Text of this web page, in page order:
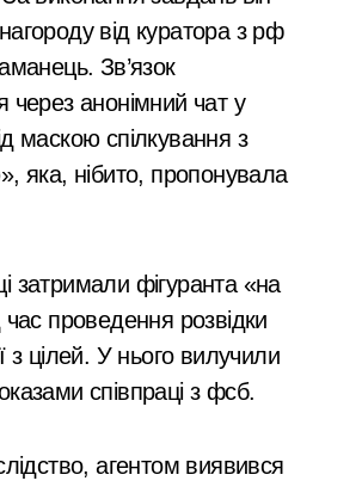
від куратора з рф
Зв’язок
через анонімний чат у
маскою спілкування з
яка, нібито, пропонувала
затримали фігуранта «на
час проведення розвідки
з цілей. У нього вилучили
співпраці з фсб.
агентом виявився